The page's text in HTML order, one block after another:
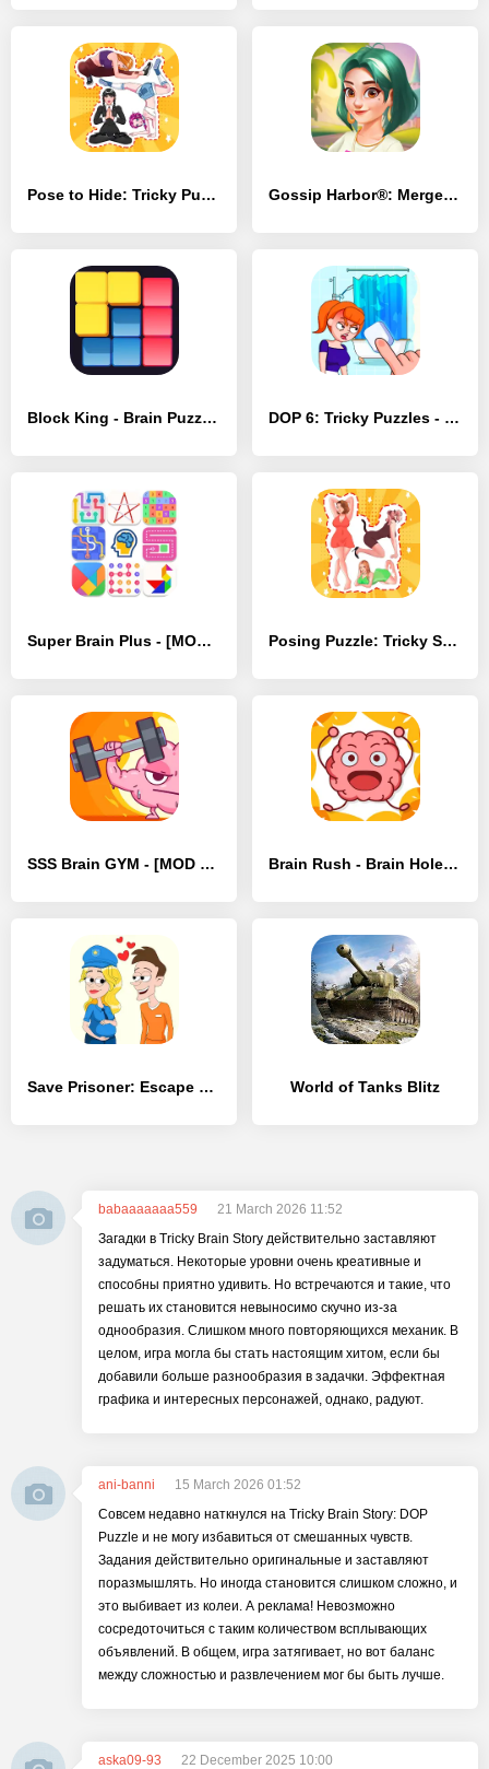
Pose to Hide: Tricky Puzzle - [MOD Много монет] Gossip Harbor®: Merge & Story - [MOD Бесконечные монеты]
Block King - Brain Puzzle Game - [MOD Много денег] DOP 6: Tricky Puzzles - [MOD Бесконечные монеты]
Super Brain Plus - [MOD Бесконечные деньги] Posing Puzzle: Tricky Stories - [MOD Бесконечные монеты]
SSS Brain GYM - [MOD Бесконечные монеты] Brain Rush - Brain Hole Bang - [MOD Бесконечные деньги]
Save Prisoner: Escape Story - [MOD Бесконечные монеты] World of Tanks Blitz
babaaaaaaa559
21 March 2026 11:52
Загадки в Tricky Brain Story действительно заставляют
задуматься. Некоторые уровни очень креативные и
способны приятно удивить. Но встречаются и такие, что
решать их становится невыносимо скучно из-за
однообразия. Слишком много повторяющихся механик. В
целом, игра могла бы стать настоящим хитом, если бы
добавили больше разнообразия в задачки. Эффектная
графика и интересных персонажей, однако, радуют.
ani-banni
15 March 2026 01:52
Совсем недавно наткнулся на Tricky Brain Story: DOP
Puzzle и не могу избавиться от смешанных чувств.
Задания действительно оригинальные и заставляют
поразмышлять. Но иногда становится слишком сложно, и
это выбивает из колеи. А реклама! Невозможно
сосредоточиться с таким количеством всплывающих
объявлений. В общем, игра затягивает, но вот баланс
между сложностью и развлечением мог бы быть лучше.
aska09-93
22 December 2025 10:00